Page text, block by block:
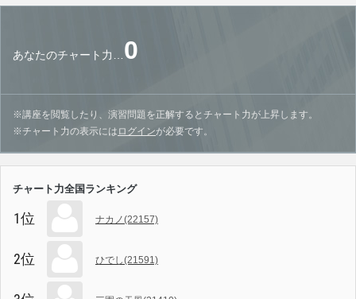
あなたのチャート力…0
※講座を閲覧したり、演習問題を正解するとチャート力が上昇します。
※チャート力の表示には ログインが必要です。
チャート力全国ランキング
1位 ナカノ(22157)
2位 ひでし(21591)